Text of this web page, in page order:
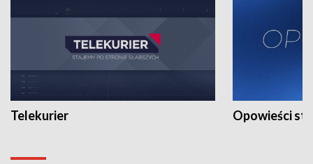
Telekurier Opowieści